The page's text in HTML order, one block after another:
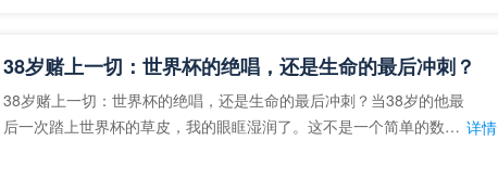
38岁赌上一切：世界杯的绝唱，还是生命的最后冲刺？
38岁赌上一切：世界杯的绝唱，还是生命的最后冲刺？当38岁的他最
后一次踏上世界杯的草皮，我的眼眶湿润了。这不是一个简单的数
详情